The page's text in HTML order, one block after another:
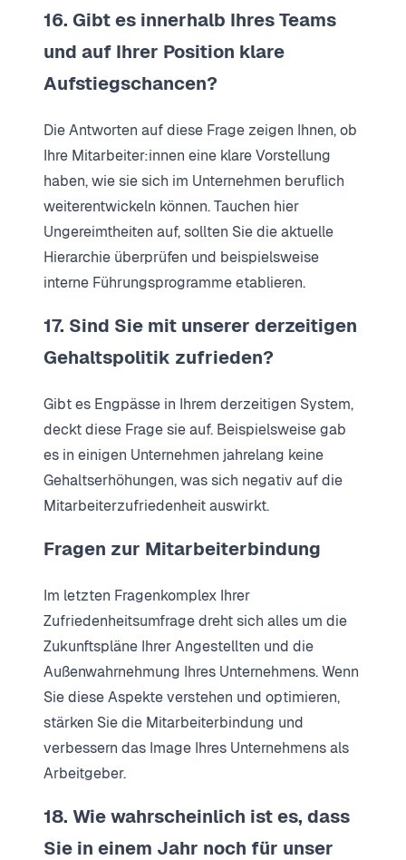
16. Gibt es innerhalb Ihres Teams
und auf Ihrer Position klare
Aufstiegschancen?
Die Antworten auf diese Frage zeigen Ihnen, ob
Ihre Mitarbeiter:innen eine klare Vorstellung
haben, wie sie sich im Unternehmen beruflich
weiterentwickeln können. Tauchen hier
Ungereimtheiten auf, sollten Sie die aktuelle
Hierarchie überprüfen und beispielsweise
interne Führungsprogramme etablieren.
17. Sind Sie mit unserer derzeitigen
Gehaltspolitik zufrieden?
Gibt es Engpässe in Ihrem derzeitigen System,
deckt diese Frage sie auf. Beispielsweise gab
es in einigen Unternehmen jahrelang keine
Gehaltserhöhungen, was sich negativ auf die
Mitarbeiterzufriedenheit auswirkt.
Fragen zur Mitarbeiterbindung
Im letzten Fragenkomplex Ihrer
Zufriedenheitsumfrage dreht sich alles um die
Zukunftspläne Ihrer Angestellten und die
Außenwahrnehmung Ihres Unternehmens. Wenn
Sie diese Aspekte verstehen und optimieren,
stärken Sie die Mitarbeiterbindung und
verbessern das Image Ihres Unternehmens als
Arbeitgeber.
18. Wie wahrscheinlich ist es, dass
Sie in einem Jahr noch für unser